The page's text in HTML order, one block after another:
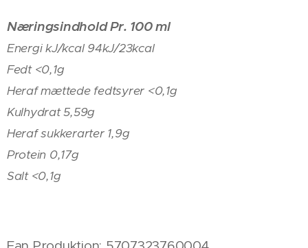
Næringsindhold Pr. 100 ml
Energi kJ/kcal 94kJ/23kcal
Fedt <0,1g
Heraf mættede fedtsyrer <0,1g
Kulhydrat 5,59g
Heraf sukkerarter 1,9g
Protein 0,17g
Salt <0,1g